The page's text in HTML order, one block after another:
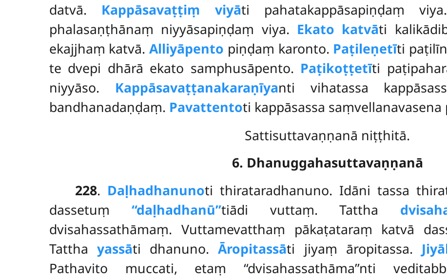
datvā. Kappāsavaṭṭiṃ viyāti pahatakappāsapiṇḍaṃ
phalasaṇṭhānaṃ niyyāsapiṇḍaṃ viya. Ekato katvāti
ekajjhaṃ katvā.Alliyāpento piṇḍaṃ karonto. Paṭileṇetīti
te dvepi dhārā ekato samphusāpento. Paṭikoṭṭetīti
niyyāso. Kappāsavaṭṭanakaraṇīyanti vihatassa
bandhanadaṇḍaṃ. Pavattentoti kappāsassa
Sattisuttavaṇṇanā niṭṭhitā.
6. Dhanuggahasuttavaṇṇanā
228. Daḷhadhanunotithirataradhanuno. Idāni tassa
dassetuṃ ‘‘daḷhadhanū’’tiādi vuttaṃ. Tattha
dvisahassathāmaṃ. Vuttamevatthaṃ pākaṭataraṃ katvā
Tattha yassāti dhanuno.Āropitassāti jiyaṃ āropitassa.
Pathavito muccati, etaṃ ‘‘dvisahassathāma’’nti